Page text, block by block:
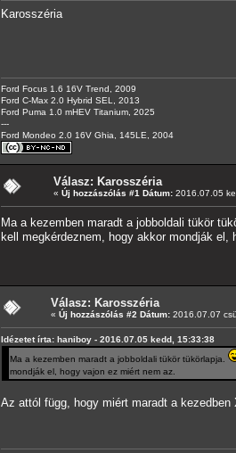
Karosszéria
Ford Focus 1.6 16V Trend, 2009
Ford C-Max 2.0 Hybrid SEL, 2013
Ford Puma 1.0 mHEV Titanium, 2025
---
Ford Mondeo 2.0 16V Ghia, 145LE, 2004
Válasz: Karosszéria
« Új hozzászólás #1 Dátum: 2016.07.05
Ma a kezemben maradt a jobboldali tükör
kell megkérdeznem, hogy akkor mondják el,
Válasz: Karosszéria
« Új hozzászólás #2 Dátum: 2016.07.07
Idézetet írta: haniboy - 2016.07.05 kedd, 15:33:38
Ma a kezemben maradt a jobboldali tükör tükörlapja.
mondják el, hogy vajon ez miért nem az.
Az attól függ, hogy miért maradt a kezedben